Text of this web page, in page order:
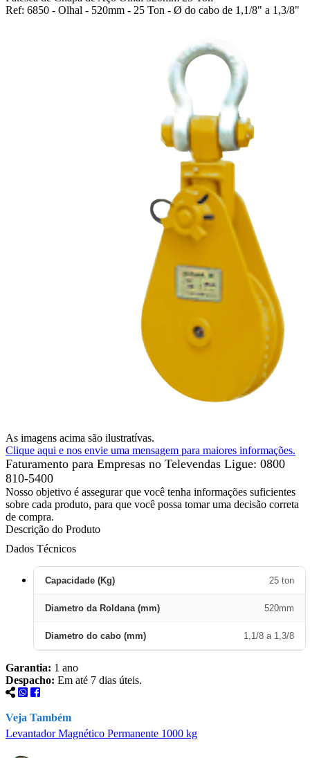
Ref: 6850 - Olhal - 520mm - 25 Ton - Ø do cabo de 1,1/8" a 1,3/8"
As imagens acima são ilustratívas.
Clique aqui e nos envie uma mensagem para maiores informações.
Faturamento para Empresas no Televendas Ligue: 0800
810-5400
Nosso objetivo é assegurar que você tenha informações suficientes
sobre cada produto, para que você possa tomar uma decisão correta
de compra.
Descrição do Produto
Dados Técnicos
Capacidade (Kg) 25 ton
Diametro da Roldana (mm) 520mm
Diametro do cabo (mm) 1,1/8 a 1,3/8
Garantia: 1 ano
Despacho: Em até 7 dias úteis.
Veja Também
Levantador Magnético Permanente 1000 kg